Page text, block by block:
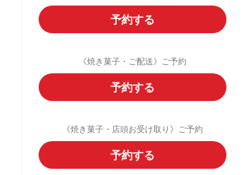
予約する
《焼き菓子・ご配送》ご予約
予約する
《焼き菓子・店頭お受け取り》ご予約
予約する